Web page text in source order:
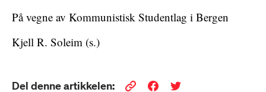
På vegne av Kommunistisk Studentlag i Bergen
Kjell R. Soleim (s.)
Del denne artikkelen: